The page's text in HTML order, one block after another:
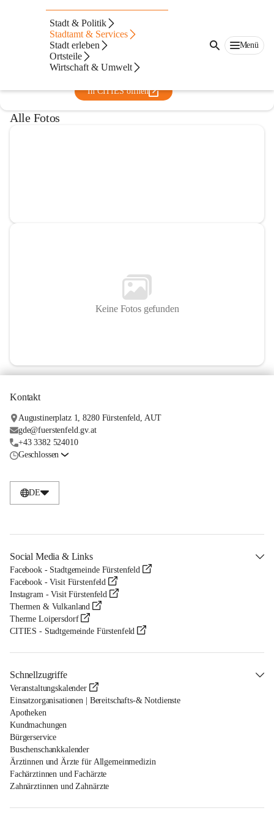
Stadt & Politik
Stadtamt & Services
Stadt erleben
Ortsteile
Wirtschaft & Umwelt
Menü
Städtischer Kindergarten
Fürstenfeld IV Abenteuerhaus
@stadtischer-kindergarten-furstenfeld-iv-abenteuerhaus
Kindergarten
In CITIES öffnen
Alle Fotos
Keine Fotos gefunden
Kontakt
Augustinerplatz 1, 8280 Fürstenfeld, AUT
gde@fuerstenfeld.gv.at
+43 3382 524010
Geschlossen
DE
Social Media & Links
Facebook - Stadtgemeinde Fürstenfeld
Facebook - Visit Fürstenfeld
Instagram - Visit Fürstenfeld
Thermen & Vulkanland
Therme Loipersdorf
CITIES - Stadtgemeinde Fürstenfeld
Schnellzugriffe
Veranstaltungskalender
Einsatzorganisationen | Bereitschafts-& Notdienste
Apotheken
Kundmachungen
Bürgerservice
Buschenschankkalender
Ärztinnen und Ärzte für Allgemeinmedizin
Fachärztinnen und Fachärzte
Zahnärztinnen und Zahnärzte